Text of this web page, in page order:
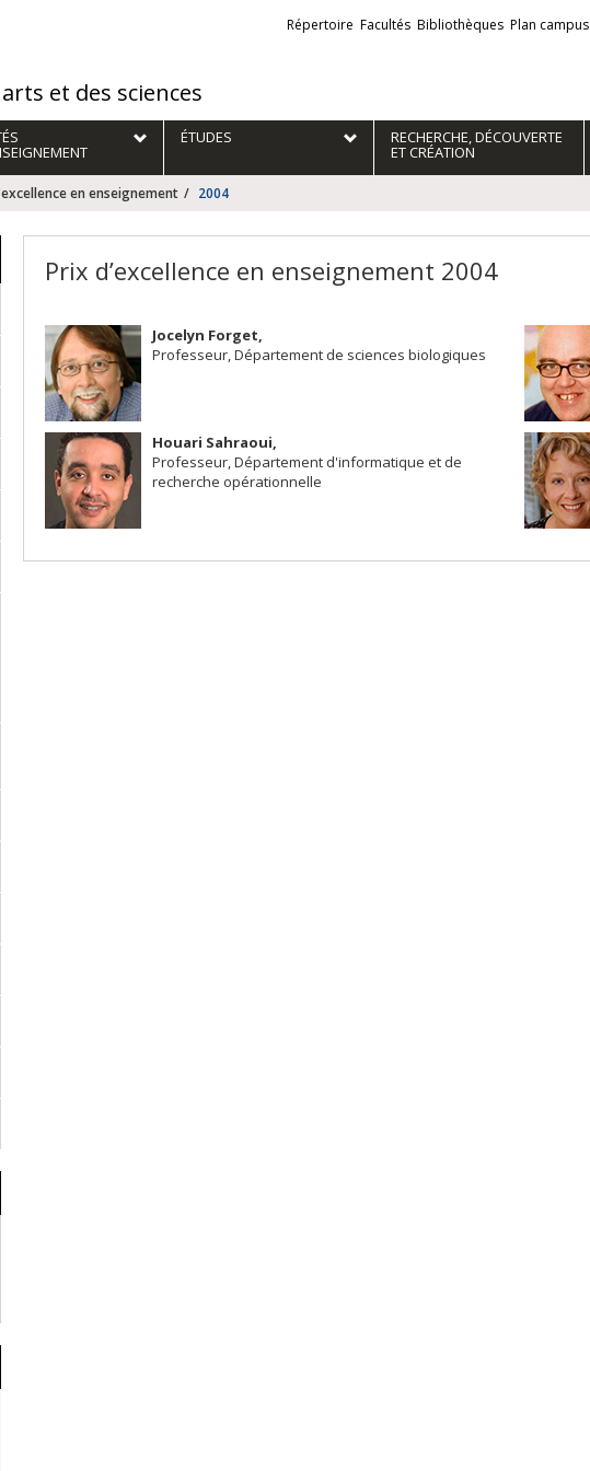
et des sciences
Liens
externes
Répertoire Facultés Bibliothèques Plan campus
ÉTUDES RECHERCHE, DÉCOUVERTE
ET CRÉATION
en enseignement 2004
Prix d’excellence en enseignement 2004
Jocelyn Forget,
Professeur, Département de sciences biologiques
Houari Sahraoui,
Professeur, Département d'informatique et de
recherche opérationnelle